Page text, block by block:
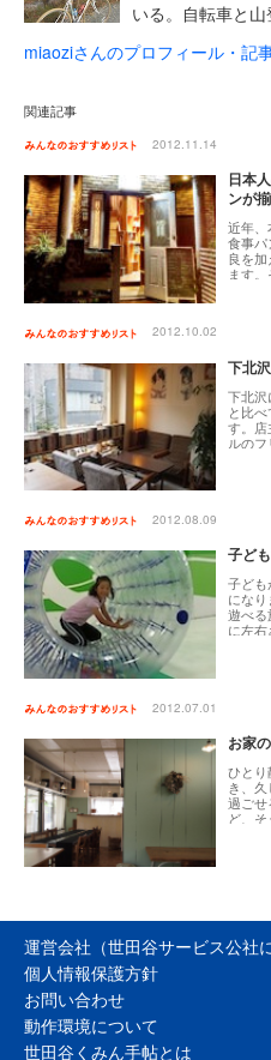
いる。自転車と山
miaoziさんのプロフィール・記
関連記事
2012.11.14
日本
ンが
近年、
食事パ
良を
ます
2012.10.02
下北
下北
と比
す。店
ルの
2012.08.09
子ど
子ど
にな
遊べ
に左右
2012.07.01
お家
ひとり
き、
過ごせ
ど、
運営会社（世田谷サービス公社
個人情報保護方針
お問い合わせ
動作環境について
世田谷くみん手帖とは